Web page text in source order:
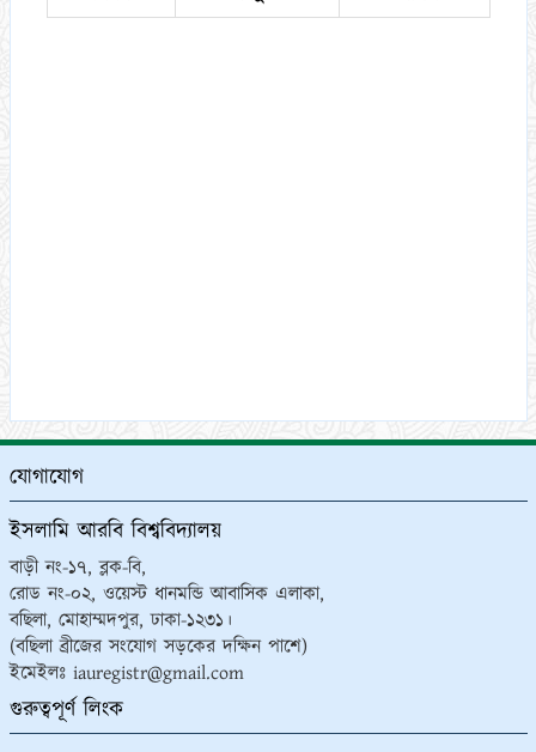
যোগাযোগ
ইসলামি আরবি বিশ্ববিদ্যালয়
বাড়ী নং-১৭, ব্লক-বি,
রোড নং-০২, ওয়েস্ট ধানমন্ডি আবাসিক এলাকা,
বছিলা, মোহাম্মদপুর, ঢাকা-১২৩১।
(বছিলা ব্রীজের সংযোগ সড়কের দক্ষিন পাশে)
ইমেইলঃ iauregistr@gmail.com
গুরুত্বপূর্ণ লিংক